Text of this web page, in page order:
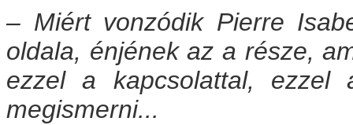
– Miért vonzódik Pierre
oldala, énjének az a része,
ezzel a kapcsolattal, ezzel
megismerni...